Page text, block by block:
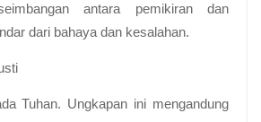
antara pemikiran dan
dari bahaya dan kesalahan.
Tuhan. Ungkapan ini mengandung